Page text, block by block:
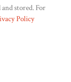
stored. For
Policy